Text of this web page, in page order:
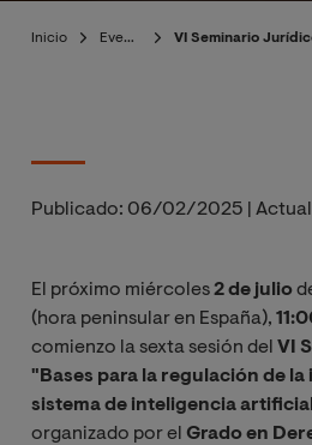
Inicio Eventos VI Seminario
Publicado: 06/02/2025
El próximo miércoles2 de julio
(hora peninsular en España),
comienzo la sexta sesión del VI
"Bases para la regulación de
sistema de inteligencia
organizado por el Grado en